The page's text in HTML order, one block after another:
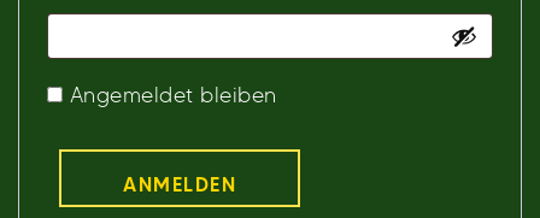
Angemeldet bleiben
ANMELDEN